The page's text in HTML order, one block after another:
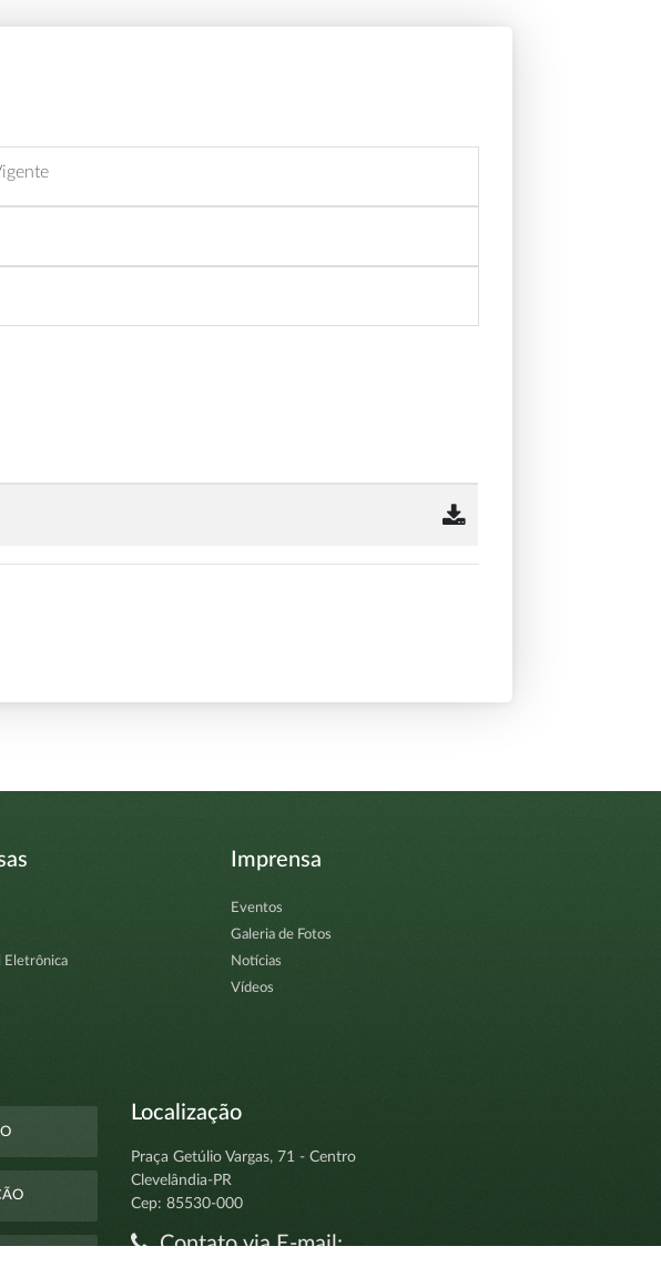
Eletrônica
Imprensa
Eventos
Galeria de Fotos
Notícias
Vídeos
Localização
Praça Getúlio Vargas, 71 - Centro
Clevelândia-PR
Cep: 85530-000
Contato via E-mail: